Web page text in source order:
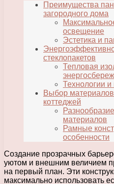
Преимущества
загородного дома
освещение
Эстетика и
стеклопакетов
Тепловая
Технологии
Выбор
коттеджей
материалов
Рамные
особенности
Создание прозрачных
уютом и внешним величием
на первый план. Эти
максимально использовать